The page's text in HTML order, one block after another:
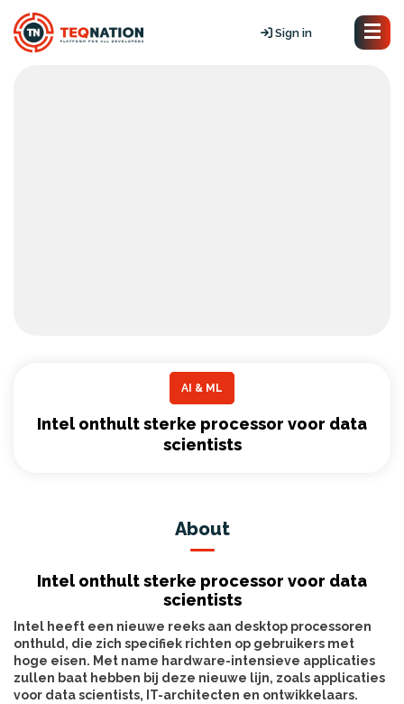
Sign in
AI & ML
Intel onthult sterke processor voor data
scientists
About
Intel onthult sterke processor voor data
scientists
Intel heeft een nieuwe reeks aan desktop processoren
onthuld, die zich specifiek richten op gebruikers met
hoge eisen. Met name hardware-intensieve applicaties
zullen baat hebben bij deze nieuwe lijn, zoals applicaties
voor data scientists, IT-architecten en ontwikkelaars.